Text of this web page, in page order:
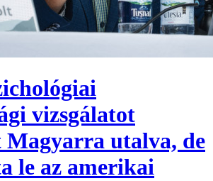
vizsgálatot
Magyarra utalva, de
le az amerikai